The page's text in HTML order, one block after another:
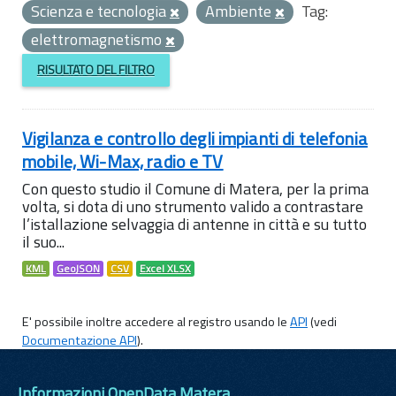
Scienza e tecnologia
Ambiente
Tag:
elettromagnetismo
RISULTATO DEL FILTRO
Vigilanza e controllo degli impianti di telefonia
mobile, Wi-Max, radio e TV
Con questo studio il Comune di Matera, per la prima
volta, si dota di uno strumento valido a contrastare
l’istallazione selvaggia di antenne in città e su tutto
il suo...
KML GeoJSON CSV Excel XLSX
E' possibile inoltre accedere al registro usando leAPI(vedi
Documentazione API).